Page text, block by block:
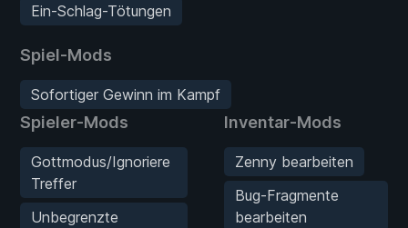
Ein-Schlag-Tötungen
Spiel-Mods
Sofortiger Gewinn im Kampf
Spieler-Mods
Gottmodus/Ignoriere
Treffer
Unbegrenzte
Inventar-Mods
Zenny bearbeiten
Bug-Fragmente
bearbeiten